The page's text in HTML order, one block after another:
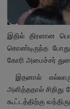
இதில் திரளான
கொண்டிருந்த
கோரி அமைச்சர்
இதனால்
அளித்ததால் சிறிது
கூட்டத்திற்கு